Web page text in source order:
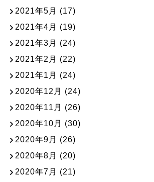
2021年5月 (17)
2021年4月 (19)
2021年3月 (24)
2021年2月 (22)
2021年1月 (24)
2020年12月 (24)
2020年11月 (26)
2020年10月 (30)
2020年9月 (26)
2020年8月 (20)
2020年7月 (21)